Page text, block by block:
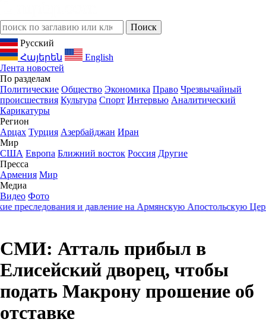
Русский
Հայերեն
English
Лента новостей
По разделам
Политические Общество Экономика Право Чрезвычайный
происшествия Культура Спорт Интервью Аналитический
Карикатуры
Регион
Арцах Турция Азербайджан Иран
Мир
США Европа Ближний восток Россия Другие
Пресса
Армения Мир
Медиа
Видео Фото
и давление на Армянскую Апостольскую
СМИ: Атталь прибыл в
Елисейский дворец, чтобы
подать Макрону прошение об
отставке